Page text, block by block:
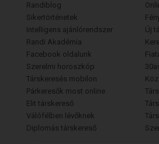
Randiblog
Sikertörténetek
Intelligens ajánlórendszer
Randi Akadémia
Facebook oldalunk
Szerelmi horoszkóp
Társkeresés mobilon
Párkeresők most online
Elit társkereső
Válófélben lévőknek
Diplomás társkereső
Új